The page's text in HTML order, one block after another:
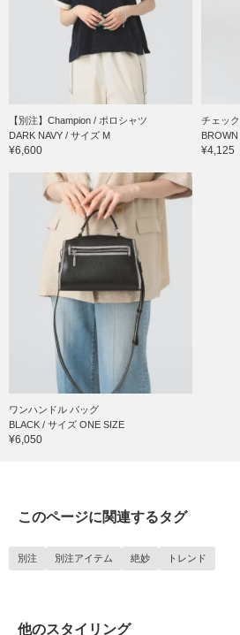
【別注】Champion / ポロシャツ
DARK NAVY / サイズ M
¥6,600
チェッ
¥4,125
ワンハンドル バッグ
BLACK / サイズ ONE SIZE
¥6,050
このページに関連するタグ
別注 別注アイテム 絶妙 トレンド
他のスタイリング